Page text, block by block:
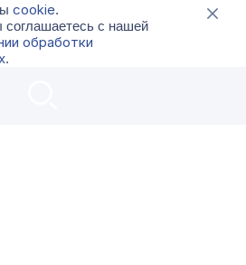
cookie.
соглашаетесь с нашей
обработки
.